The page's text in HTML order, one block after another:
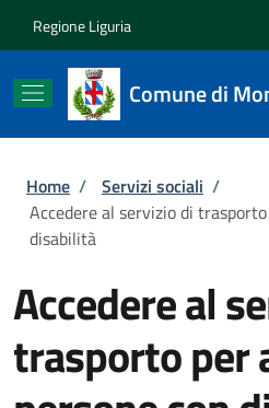
Regione Liguria
Comune di
Briciole di pane
Home / Servizi sociali /
Accedere al servizio di
disabilità
Accedere al
trasporto per